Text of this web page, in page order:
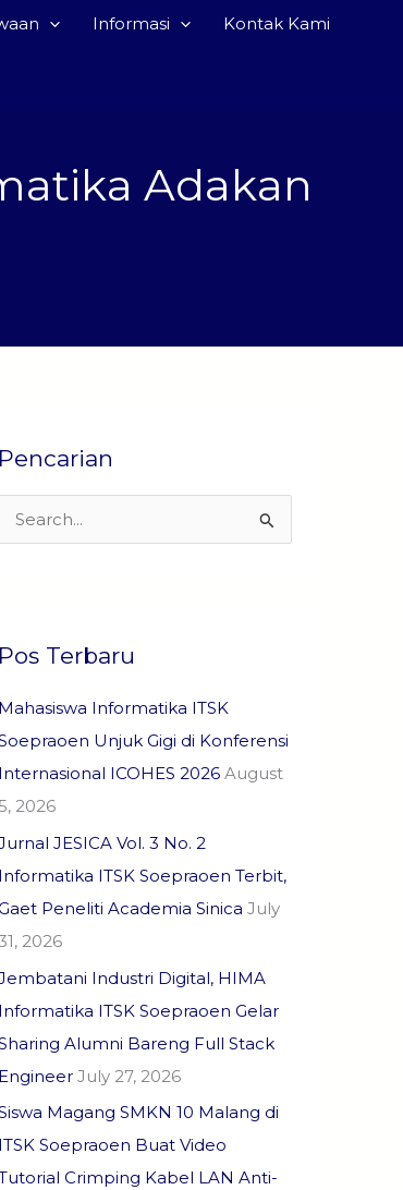
Informasi
Kontak Kami
Adakan
Pencarian
f
o
r
Pos Terbaru
Mahasiswa Informatika ITSK
Unjuk Gigi di Konferensi
Internasional ICOHES 2026 August
2026
JESICA Vol. 3 No. 2
Informatika ITSK Soepraoen Terbit,
Peneliti Academia Sinica July
2026
Industri Digital, HIMA
Informatika ITSK Soepraoen Gelar
Alumni Bareng Full Stack
Engineer July 27, 2026
Magang SMKN 10 Malang di
ITSK Soepraoen Buat Video
Crimping Kabel LAN Anti-